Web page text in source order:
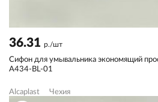
36.31 р./шт
Сифон для умывальника экономящий
A434-BL-01
Alcaplast Чехия